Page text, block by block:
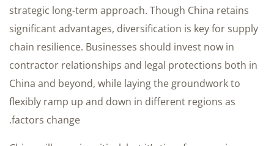
strategic long-term approach. Though China retains
significant advantages, diversification is key for supply
chain resilience. Businesses should invest now in
contractor relationships and legal protections both in
China and beyond, while laying the groundwork to
flexibly ramp up and down in different regions as
factors change.